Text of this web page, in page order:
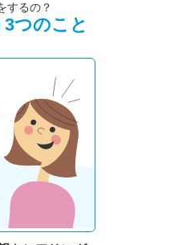
するの？
つのこと